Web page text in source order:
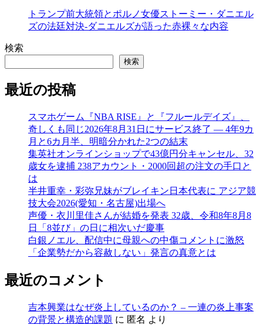
トランプ前大統領とポルノ女優ストーミー・ダニエル
ズの法廷対決-ダニエルズが語った赤裸々な内容
検索
検索
最近の投稿
スマホゲーム『NBA RISE』と『フルールデイズ』、
奇しくも同じ2026年8月31日にサービス終了 ― 4年9カ
月と6カ月半、明暗分かれた2つの結末
集英社オンラインショップで43億円分キャンセル、32
歳女を逮捕 238アカウント・2000回超の注文の手口と
は
半井重幸・彩弥兄妹がブレイキン日本代表に アジア競
技大会2026(愛知・名古屋)出場へ
声優・衣川里佳さんが結婚を発表 32歳、令和8年8月8
日「8並び」の日に相次いだ慶事
白銀ノエル、配信中に母親への中傷コメントに激怒
「企業勢だから容赦しない」発言の真意とは
最近のコメント
吉本興業はなぜ炎上しているのか？ – 一連の炎上事案
の背景と構造的課題 に 匿名 より